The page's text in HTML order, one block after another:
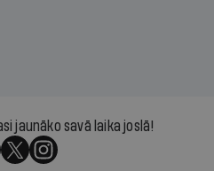
jaunāko savā laika joslā!